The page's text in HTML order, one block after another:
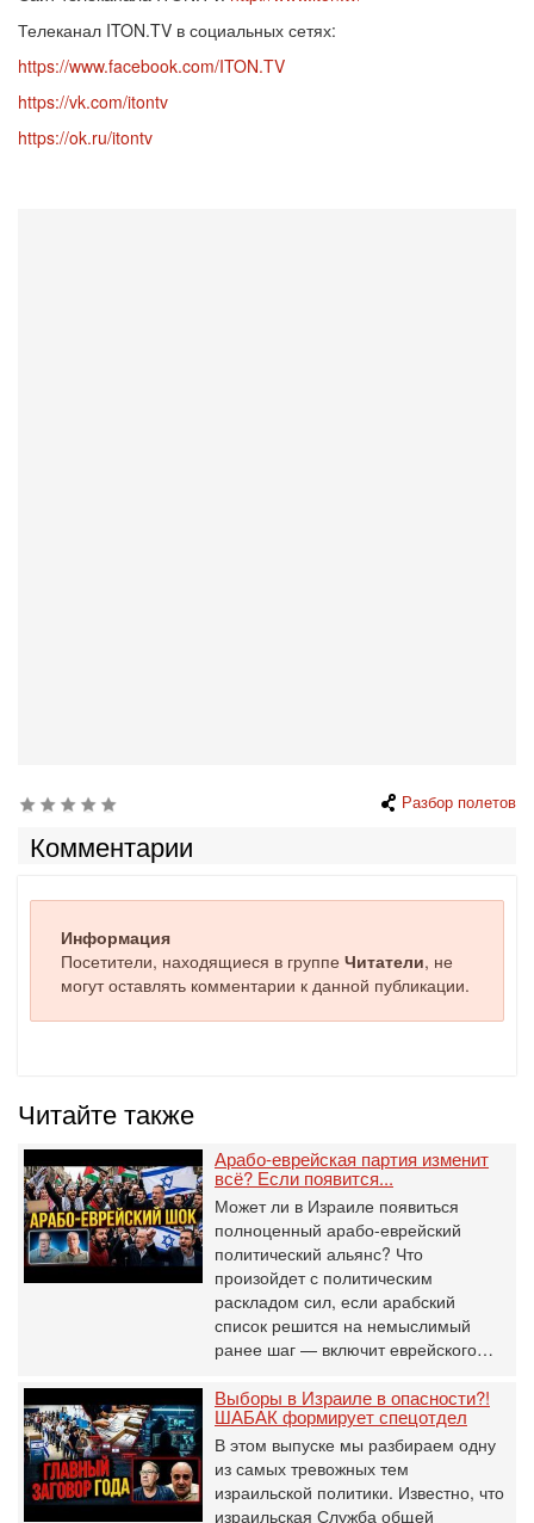
Телеканал ITON.TV в социальных сетях:
https://www.facebook.com/ITON.TV
https://vk.com/itontv
https://ok.ru/itontv
Разбор полетов
Комментарии
Информация
Посетители, находящиеся в группе Читатели, не
могут оставлять комментарии к данной публикации.
Читайте также
Арабо-еврейская партия изменит
всё? Если появится...
Может ли в Израиле появиться
полноценный арабо-еврейский
политический альянс? Что
произойдет с политическим
раскладом сил, если арабский
список решится на немыслимый
ранее шаг — включит еврейского…
Выборы в Израиле в опасности?!
ШАБАК формирует спецотдел
В этом выпуске мы разбираем одну
из самых тревожных тем
израильской политики. Известно, что
израильская Служба общей